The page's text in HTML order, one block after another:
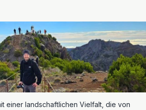
einer landschaftlichen Vielfalt, die von